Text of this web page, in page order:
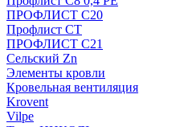
ПРОФЛИСТ С20
Профлист СТ
ПРОФЛИСТ С21
Сельский Zn
Элементы кровли
Кровельная вентиляция
Krovent
Vilpe